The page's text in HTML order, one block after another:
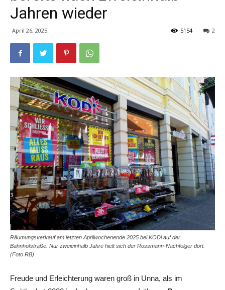
Jahren wieder
April 26, 2025 2
5154
Räumungsverkauf am letzten Aprilwochenende 2025 bei KODi auf der
Bahnhofstraße. Nur zweieinhalb Jahre hielt sich der Rossmann-Nachfolger dort.
(Foto RB)
Freude und Erleichterung waren groß in Unna, als im